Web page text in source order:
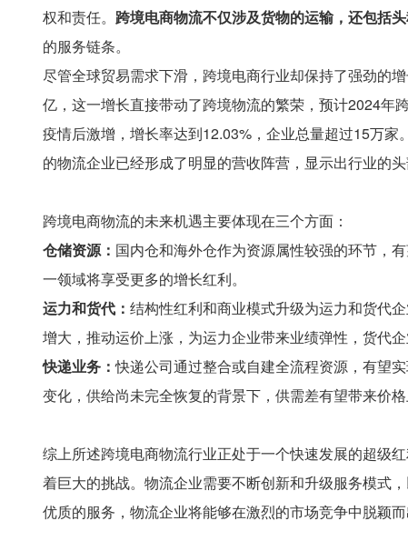
权和责任。 跨境电商物流不仅涉及货物的运输，还包括
的服务链条。
尽管全球贸易需求下滑，跨境电商行业却保持了强劲的
亿，这一增长直接带动了跨境物流的繁荣，预计2024年
疫情后激增，增长率达到12.03%，企业总量超过15万
的物流企业已经形成了明显的营收阵营，显示出行业的头
跨境电商物流的未来机遇主要体现在三个方面：
仓储资源： 国内仓和海外仓作为资源属性较强的环节，
一领域将享受更多的增长红利。
运力和货代： 结构性红利和商业模式升级为运力和货代
增大，推动运价上涨，为运力企业带来业绩弹性，货代
快递业务：快递公司通过整合或自建全流程资源，有望
变化，供给尚未完全恢复的背景下，供需差有望带来价格
综上所述跨境电商物流行业正处于一个快速发展的超级
着巨大的挑战。物流企业需要不断创新和升级服务模式
优质的服务，物流企业将能够在激烈的市场竞争中脱颖而